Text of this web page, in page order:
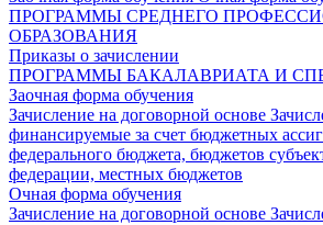
ПРОГРАММЫ СРЕДНЕГО
ОБРАЗОВАНИЯ
Приказы о зачислении
ПРОГРАММЫ БАКАЛАВРИАТА И
Заочная форма обучения
Зачисление на договорной основе
финансируемые за счет бюджетных
федерального бюджета, бюджетов
федерации, местных бюджетов
Очная форма обучения
Зачисление на договорной основе